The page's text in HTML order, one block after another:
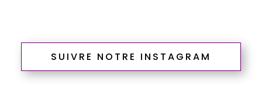
SUIVRE NOTRE INSTAGRAM